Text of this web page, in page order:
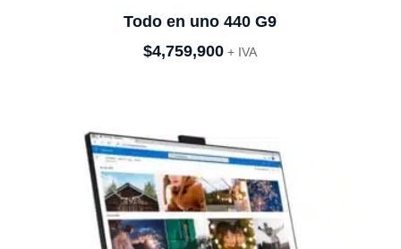
Todo en uno 440 G9
$4,759,900 + IVA